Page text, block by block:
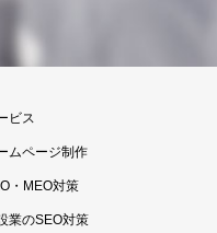
ビス
ムページ制作
・MEO対策
業のSEO対策